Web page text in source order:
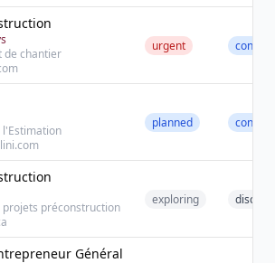
de chantier
urgent
planned
préconstruction
exploring
Général